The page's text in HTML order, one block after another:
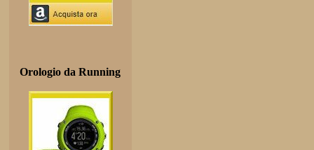
Orologio da Running